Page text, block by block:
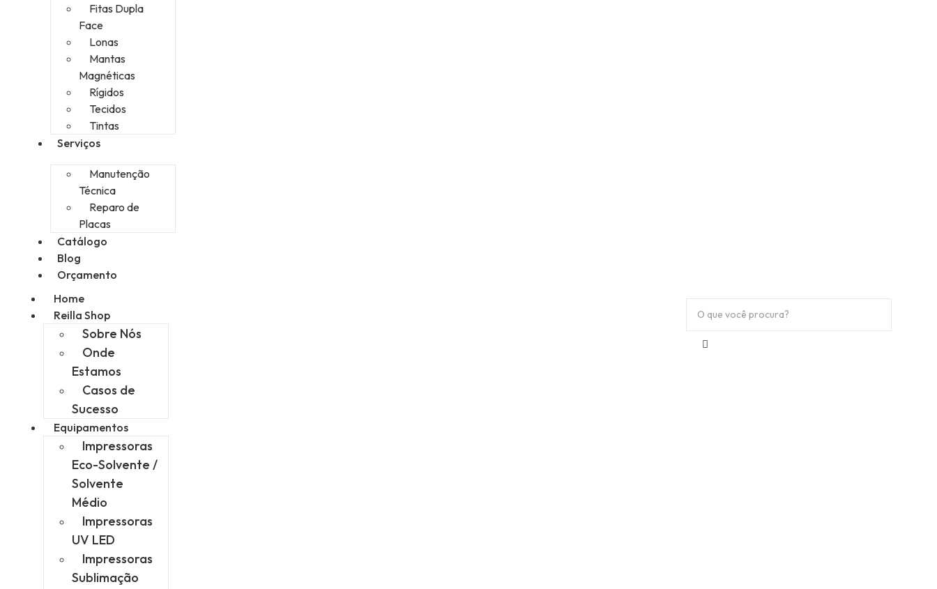
Fitas Dupla
Face
Lonas
Mantas
Magnéticas
Rígidos
Tecidos
Tintas
Serviços
Manutenção
Técnica
Reparo de
Placas
Catálogo
Blog
Orçamento
Home
Reilla Shop
Sobre Nós
Onde
Estamos
Casos de
Sucesso
Equipamentos
Impressoras
Eco-Solvente /
Solvente
Médio
Impressoras
UV LED
Impressoras
Sublimação